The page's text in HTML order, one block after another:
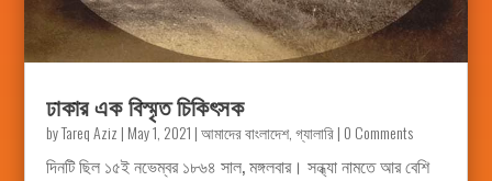
ঢাকার এক বিস্মৃত চিকিৎসক
byTareq Aziz | May 1, 2021 |আমাদের বাংলাদেশ,গ্যালারি| 0 Comments
দিনটি ছিল ১৫ই নভেম্বর ১৮৬৪ সাল, মঙ্গলবার। সন্ধ্যা নামতে আর বেশি